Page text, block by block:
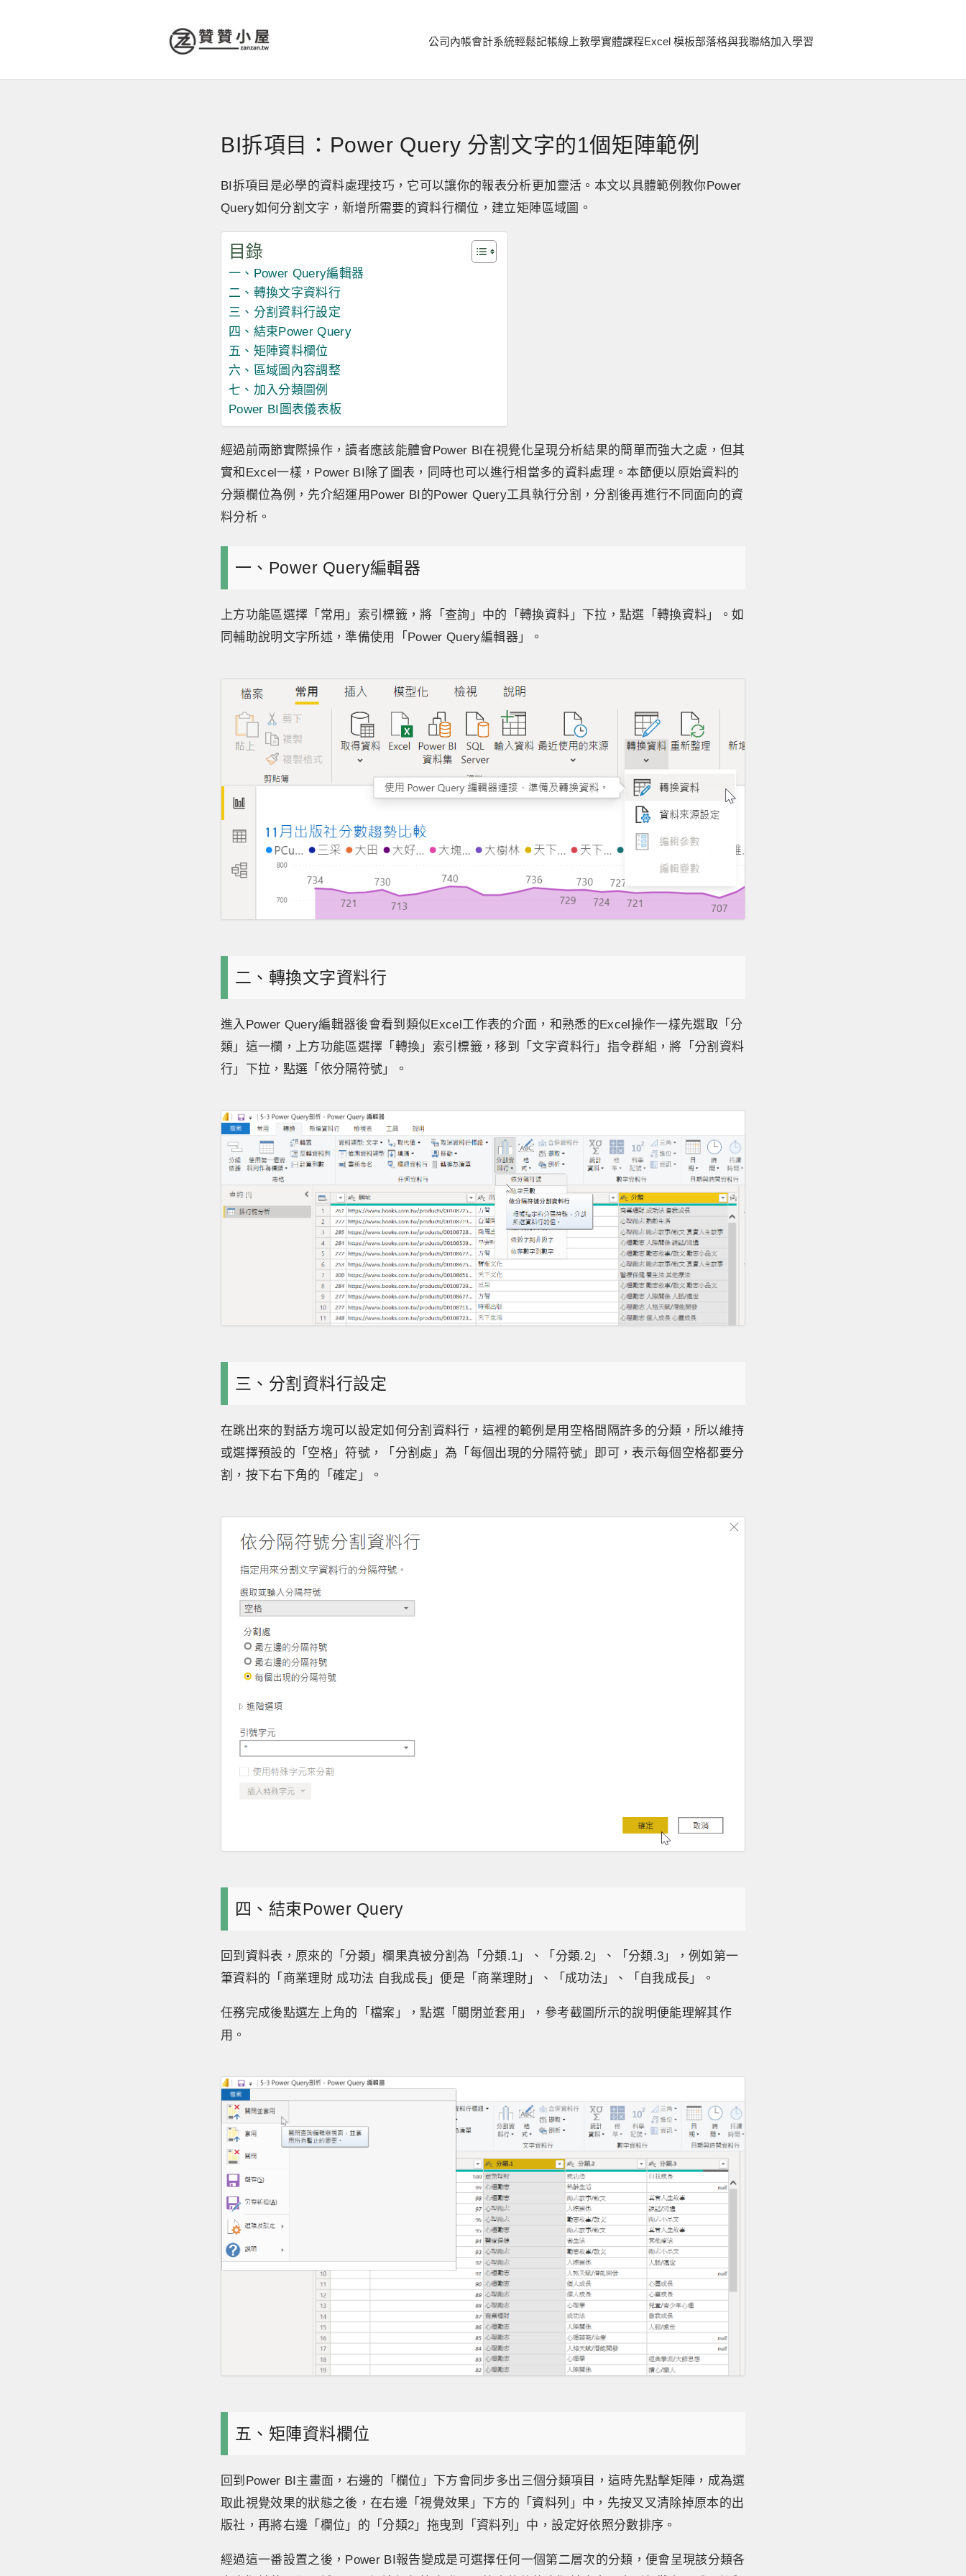
公司內帳會計系統輕鬆記帳線上教學實體課程Excel 模板部落格與我聯絡加入學習
BI拆項目：Power Query 分割文字的1個矩陣範例
BI拆項目是必學的資料處理技巧，它可以讓你的報表分析更加靈活。本文以具體範例教你Power
Query如何分割文字，新增所需要的資料行欄位，建立矩陣區域圖。
目錄
一、Power Query編輯器
二、轉換文字資料行
三、分割資料行設定
四、結束Power Query
五、矩陣資料欄位
六、區域圖內容調整
七、加入分類圖例
Power BI圖表儀表板
經過前兩節實際操作，讀者應該能體會Power BI在視覺化呈現分析結果的簡單而強大之處，但其
實和Excel一樣，Power BI除了圖表，同時也可以進行相當多的資料處理。本節便以原始資料的
分類欄位為例，先介紹運用Power BI的Power Query工具執行分割，分割後再進行不同面向的資
料分析。
一、Power Query編輯器
上方功能區選擇「常用」索引標籤，將「查詢」中的「轉換資料」下拉，點選「轉換資料」。如
同輔助說明文字所述，準備使用「Power Query編輯器」。
二、轉換文字資料行
進入Power Query編輯器後會看到類似Excel工作表的介面，和熟悉的Excel操作一樣先選取「分
類」這一欄，上方功能區選擇「轉換」索引標籤，移到「文字資料行」指令群組，將「分割資料
行」下拉，點選「依分隔符號」。
三、分割資料行設定
在跳出來的對話方塊可以設定如何分割資料行，這裡的範例是用空格間隔許多的分類，所以維持
或選擇預設的「空格」符號，「分割處」為「每個出現的分隔符號」即可，表示每個空格都要分
割，按下右下角的「確定」。
四、結束Power Query
回到資料表，原來的「分類」欄果真被分割為「分類.1」、「分類.2」、「分類.3」，例如第一
筆資料的「商業理財 成功法 自我成長」便是「商業理財」、「成功法」、「自我成長」。
任務完成後點選左上角的「檔案」，點選「關閉並套用」，參考截圖所示的說明便能理解其作
用。
五、矩陣資料欄位
回到Power BI主畫面，右邊的「欄位」下方會同步多出三個分類項目，這時先點擊矩陣，成為選
取此視覺效果的狀態之後，在右邊「視覺效果」下方的「資料列」中，先按叉叉清除掉原本的出
版社，再將右邊「欄位」的「分類2」拖曳到「資料列」中，設定好依照分數排序。
經過這一番設置之後，Power BI報告變成是可選擇任何一個第二層次的分類，便會呈現該分類各